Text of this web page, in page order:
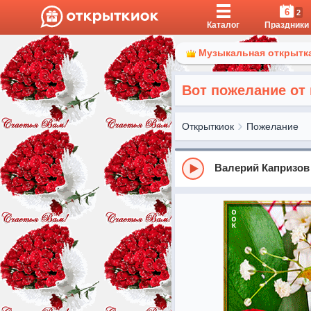
Каталог
6 2
Праздники
Музыкальная
Вот пожелание от
Открыткиок Пожелание
Валерий